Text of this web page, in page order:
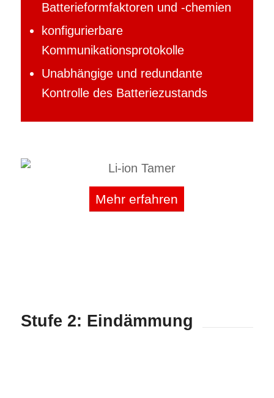
Batterieformfaktoren und -chemien
konfigurierbare
Kommunikationsprotokolle
Unabhängige und redundante
Kontrolle des Batteriezustands
Mehr erfahren
Stufe 2: Eindämmung